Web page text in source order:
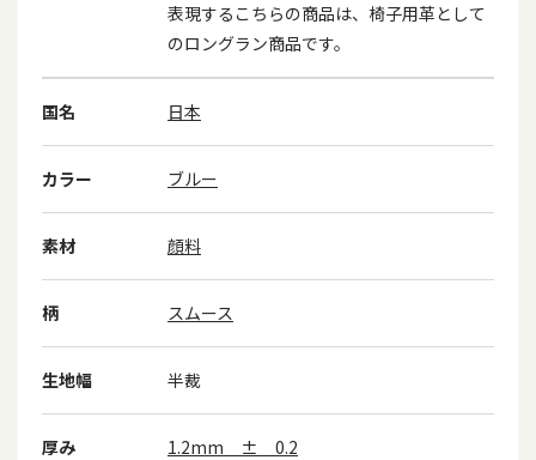
表現するこちらの商品は、椅子用革として
のロングラン商品です。
国名 日本
カラー ブルー
素材 顔料
柄 スムース
生地幅 半裁
厚み 1.2mm ± 0.2